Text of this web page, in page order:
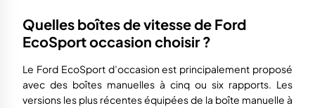
Quelles boîtes de vitesse de Ford
EcoSport occasion choisir ?
Le Ford EcoSport d’occasion est principalement proposé
avec des boîtes manuelles à cinq ou six rapports. Les
versions les plus récentes équipées de la boîte manuelle à